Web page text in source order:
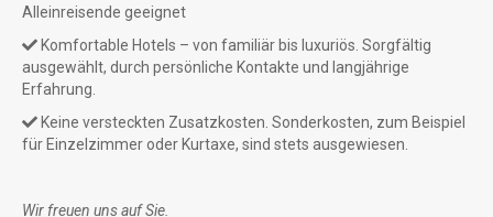
Alleinreisende geeignet
Komfortable Hotels – von familiär bis luxuriös. Sorgfältig
ausgewählt, durch persönliche Kontakte und langjährige
Erfahrung.
Keine versteckten Zusatzkosten. Sonderkosten, zum Beispiel
für Einzelzimmer oder Kurtaxe, sind stets ausgewiesen.
Wir freuen uns auf Sie.